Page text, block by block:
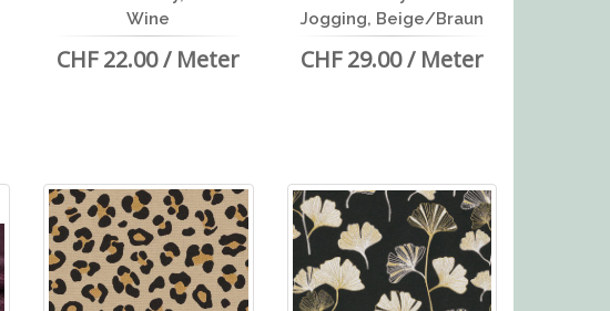
Wine
CHF 22.00 / Meter
Jogging, Beige/Braun
CHF 29.00 / Meter